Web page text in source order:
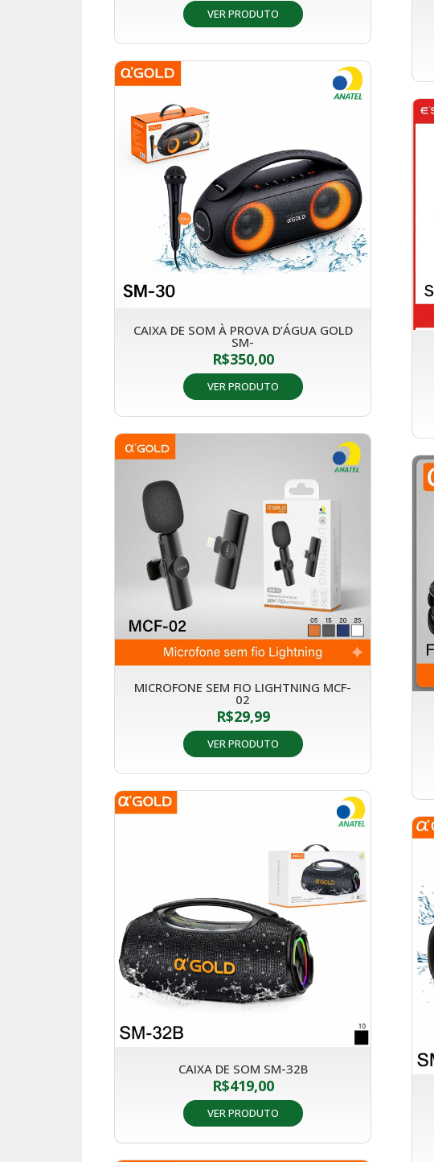
VER PRODUTO
CAIXA DE SOM À PROVA D’ÁGUA GOLD
SM-
R$350,00
VER PRODUTO
MICROFONE SEM FIO LIGHTNING MCF-
02
R$29,99
VER PRODUTO
CAIXA DE SOM SM-32B
R$419,00
VER PRODUTO